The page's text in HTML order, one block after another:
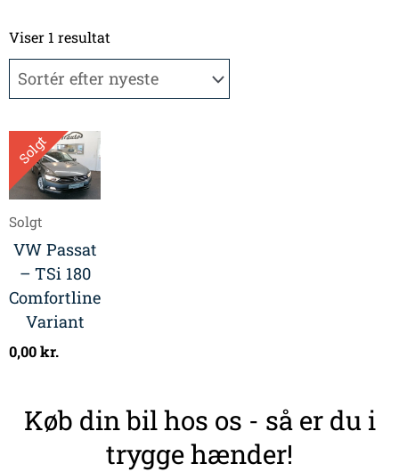
Viser 1 resultat
Solgt
Solgt
VW Passat
– TSi 180
Comfortline
Variant
0,00kr.
Køb din bil hos os - så er du i
trygge hænder!